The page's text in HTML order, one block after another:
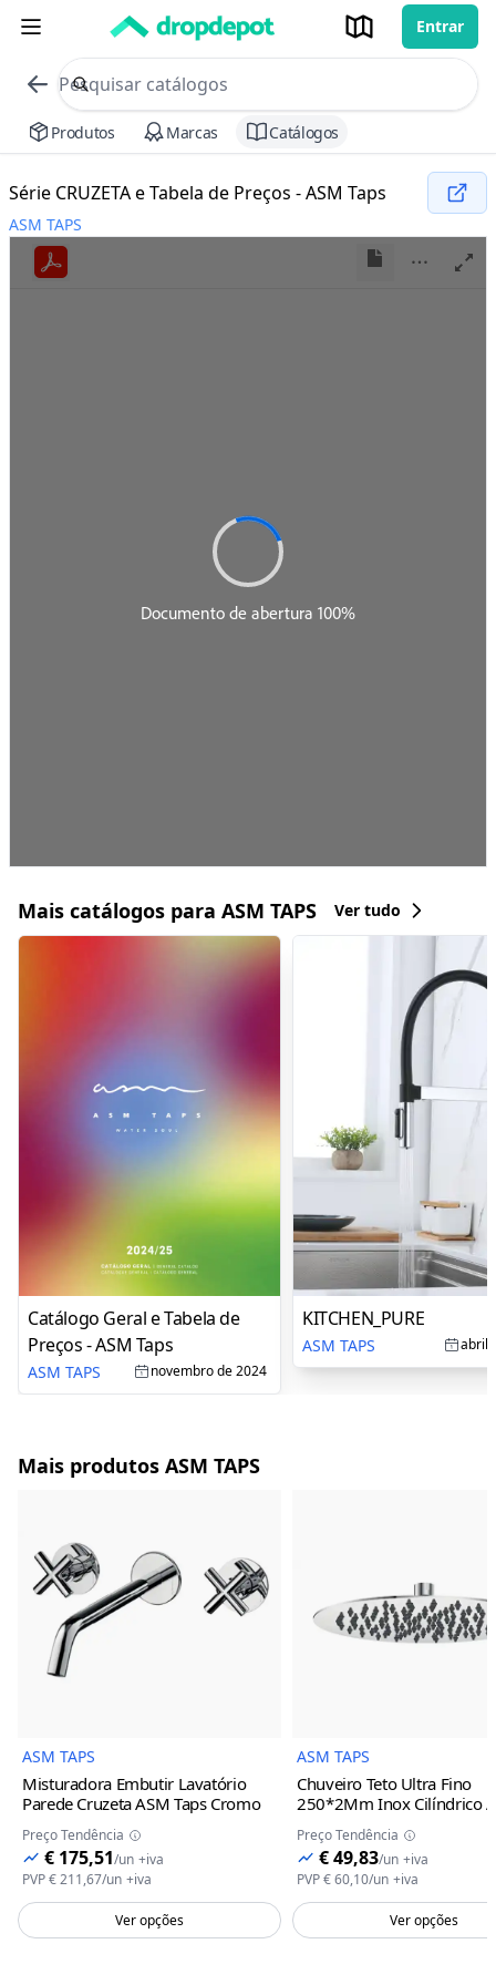
Entrar
commerce search no header
Procurar
Produtos Marcas Catálogos
Série CRUZETA e Tabela de Preços - ASM Taps
ASM TAPS
Mais catálogos para ASM TAPS Ver tudo
Catálogo Geral e Tabela de
Preços - ASM Taps
ASM TAPS novembro de 2024
KITCHEN_PURE
ASM TAPS abril
Mais produtos ASM TAPS
Imagem do Produto
ASM TAPS
Misturadora Embutir Lavatório
Parede Cruzeta ASM Taps Cromo
Preço Tendência
€ 175,51/un +iva
PVP€ 211,67/un +iva
Ver opções
ASM TAPS
Chuveiro Teto Ultra Fino
250*2Mm Inox Cilíndrico
Cromo
Preço Tendência
€ 49,83/un +iva
PVP€ 60,10/un +iva
Ver opções